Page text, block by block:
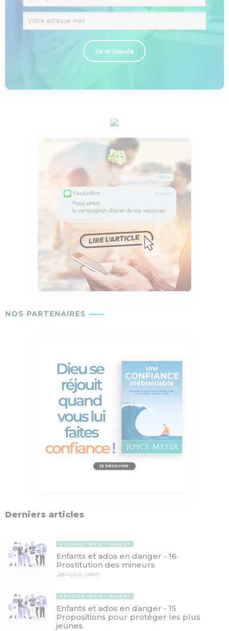
Je m'inscris
Derniers articles
MESSAGE TEXTE PARENT
Enfants et ados en danger - 16
Prostitution des mineurs
Jean-Louis Lafont
MESSAGE TEXTE PARENT
Enfants et ados en danger - 15
Propositions pour protéger les plus
jeunes